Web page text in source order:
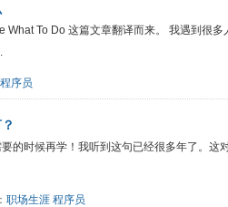
What To Do 这篇文章翻译而来。 我遇到很
程序员
的时候再学！我听到这句已经很多年了。这
职场生涯 程序员